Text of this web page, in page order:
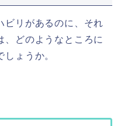
ビリがあるのに、それ
、どのようなところに
ょうか。